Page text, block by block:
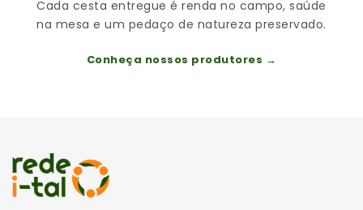
Cada cesta entregue é renda no campo, saúde
na mesa e um pedaço de natureza preservado.
Conheça nossos produtores →